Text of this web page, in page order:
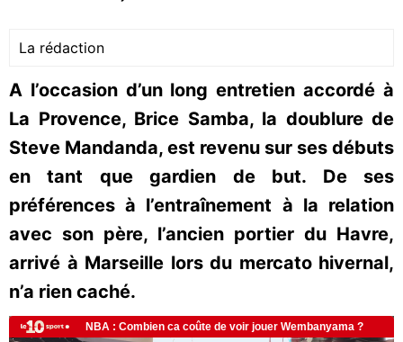
La rédaction
A l’occasion d’un long entretien accordé à
La Provence, Brice Samba, la doublure de
Steve Mandanda, est revenu sur ses débuts
en tant que gardien de but. De ses
préférences à l’entraînement à la relation
avec son père, l’ancien portier du Havre,
arrivé à Marseille lors du mercato hivernal,
n’a rien caché.